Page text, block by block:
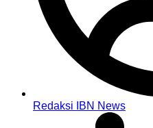
Redaksi IBN News